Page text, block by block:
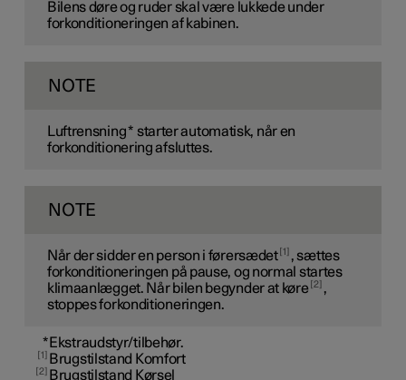
Bilens døre og ruder skal være lukkede under
forkonditioneringen af kabinen.
NOTE
Luftrensning* starter automatisk, når en
forkonditionering afsluttes.
NOTE
Når der sidder en person i førersædet 1
, sættes
forkonditioneringen på pause, og normal startes
klimaanlægget. Når bilen begynder at køre 2 ,
stoppes forkonditioneringen.
* Ekstraudstyr/tilbehør.
1 Brugstilstand Komfort
2 Brugstilstand Kørsel